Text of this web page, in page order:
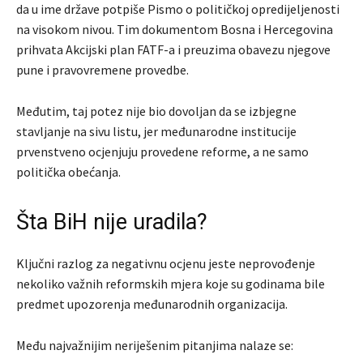
da u ime države potpiše Pismo o političkoj opredijeljenosti
na visokom nivou. Tim dokumentom Bosna i Hercegovina
prihvata Akcijski plan FATF-a i preuzima obavezu njegove
pune i pravovremene provedbe.
Međutim, taj potez nije bio dovoljan da se izbjegne
stavljanje na sivu listu, jer međunarodne institucije
prvenstveno ocjenjuju provedene reforme, a ne samo
politička obećanja.
Šta BiH nije uradila?
Ključni razlog za negativnu ocjenu jeste neprovođenje
nekoliko važnih reformskih mjera koje su godinama bile
predmet upozorenja međunarodnih organizacija.
Među najvažnijim neriješenim pitanjima nalaze se: